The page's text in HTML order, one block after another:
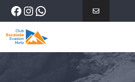
Aller
contenu
Facebook
Instagram
WhatsApp